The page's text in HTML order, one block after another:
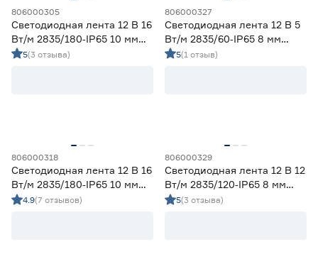
806000305
Светодиодная лента 12 В 16
Вт/м 2835/180‑IP65 10 мм
теплый 5 м Geniled
5(3 отзыва)
806000327
Светодиодная лента 12 В 5
Вт/м 2835/60‑IP65 8 мм
холодный 5 м Geniled
5(1 отзыв)
806000318
Светодиодная лента 12 В 16
Вт/м 2835/180‑IP65 10 мм
дневной 2 м Geniled
4.9(7 отзывов)
806000329
Светодиодная лента 12 В 12
Вт/м 2835/120‑IP65 8 мм
холодный 5 м Geniled
5(3 отзыва)